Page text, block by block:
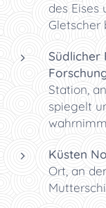
des Eises
Gletscher
Südlicher
Station,
spiegelt
Küsten
Ort, an